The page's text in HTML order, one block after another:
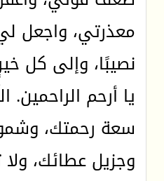
معذرتي، واجعل
نصيبًا، وإلى كل
يا أرحم الراحمين.
سعة رحمتك،
وجزيل عطائك،